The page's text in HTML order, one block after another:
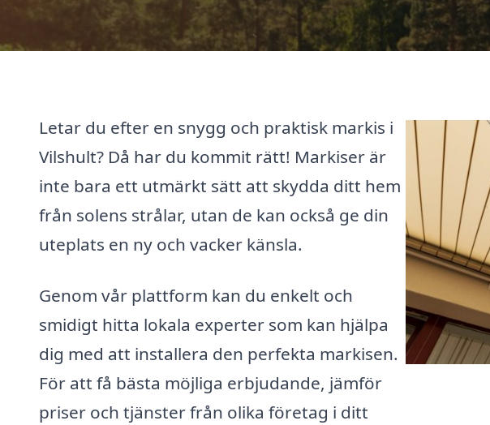
Letar du efter en snygg och praktisk markis i
Vilshult? Då har du kommit rätt! Markiser är
inte bara ett utmärkt sätt att skydda ditt hem
från solens strålar, utan de kan också ge din
uteplats en ny och vacker känsla.
Genom vår plattform kan du enkelt och
smidigt hitta lokala experter som kan hjälpa
dig med att installera den perfekta markisen.
För att få bästa möjliga erbjudande, jämför
priser och tjänster från olika företag i ditt